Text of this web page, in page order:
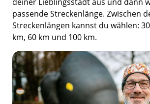
passende Streckenlänge. Zwischen
Streckenlängen kannst du wählen:
km, 60 km und 100 km.